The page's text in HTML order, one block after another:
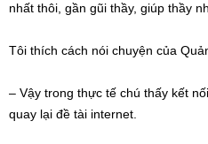
nhất thôi, gần gũi thầy, giúp thầy
Tôi thích cách nói chuyện của
– Vậy trong thực tế chú thấy kết
quay lại đề tài internet.